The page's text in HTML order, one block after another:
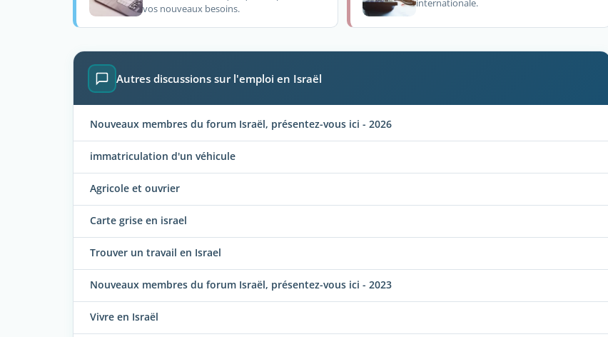
vos nouveaux besoins.
internationale.
Autres discussions sur l'emploi en Israël
Nouveaux membres du forum Israël, présentez-vous ici - 2026
immatriculation d'un véhicule
Agricole et ouvrier
Carte grise en israel
Trouver un travail en Israel
Nouveaux membres du forum Israël, présentez-vous ici - 2023
Vivre en Israël